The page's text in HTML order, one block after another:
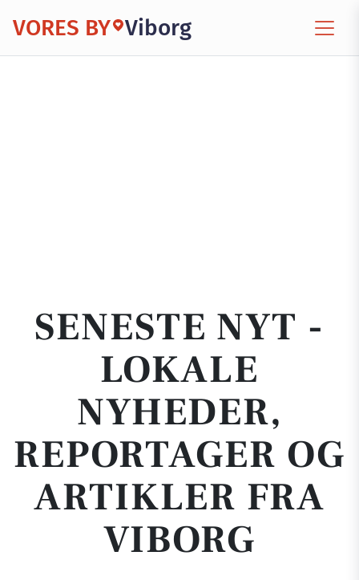
VORES BY Viborg
SENESTE NYT -
LOKALE
NYHEDER,
REPORTAGER OG
ARTIKLER FRA
VIBORG